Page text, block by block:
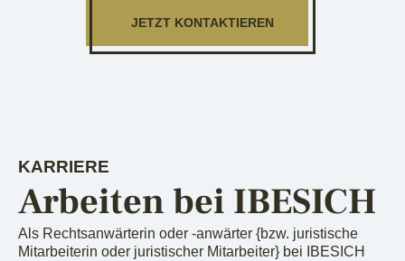
JETZT KONTAKTIEREN
KARRIERE
Arbeiten bei IBESICH
Als Rechtsanwärterin oder -anwärter {bzw. juristische
Mitarbeiterin oder juristischer Mitarbeiter} bei IBESICH